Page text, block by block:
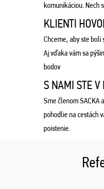
komunikáciou. Nech
KLIENTI
Chceme, aby ste boli
Aj vďaka vám sa
bodov
S NAMI STE V
Sme členom SACKA
pohodlie na cestách
poistenie.